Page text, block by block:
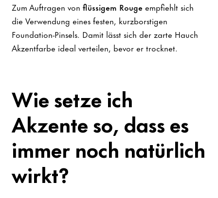
Zum Auftragen von flüssigem Rouge empfiehlt sich
die Verwendung eines festen, kurzborstigen
Foundation-Pinsels. Damit lässt sich der zarte Hauch
Akzentfarbe ideal verteilen, bevor er trocknet.
Wie setze ich
Akzente so, dass es
immer noch natürlich
wirkt?